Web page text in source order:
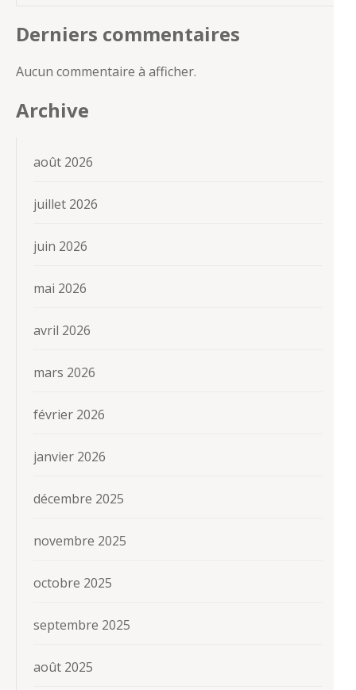
Derniers commentaires
Aucun commentaire à afficher.
Archive
août 2026
juillet 2026
juin 2026
mai 2026
avril 2026
mars 2026
février 2026
janvier 2026
décembre 2025
novembre 2025
octobre 2025
septembre 2025
août 2025